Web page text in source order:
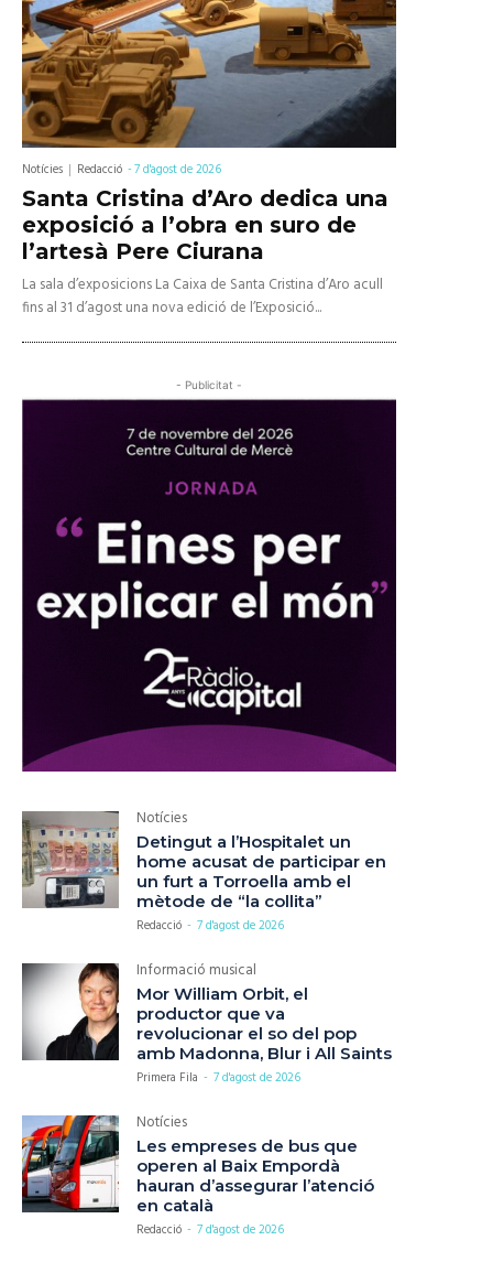
Notícies Redacció -7 d'agost de 2026
Santa Cristina d’Aro dedica una
exposició a l’obra en suro de
l’artesà Pere Ciurana
La sala d’exposicions La Caixa de Santa Cristina d’Aro acull
fins al 31 d’agost una nova edició de l’Exposició...
- Publicitat -
Notícies
Detingut a l’Hospitalet un
home acusat de participar en
un furt a Torroella amb el
mètode de “la collita”
Redacció - 7 d'agost de 2026
Informació musical
Mor William Orbit, el
productor que va
revolucionar el so del pop
amb Madonna, Blur i All Saints
Primera Fila - 7 d'agost de 2026
Notícies
Les empreses de bus que
operen al Baix Empordà
hauran d’assegurar l’atenció
en català
Redacció - 7 d'agost de 2026